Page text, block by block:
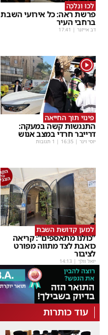
לְכוּ וְנֵלְכָה
פרשת ראה: כל אירועי השבת
ברחבי העיר
דב אייזנר |
17:41
1
פינוי תוך החייאה
התנגשות קשה במעקה:
דרייבר חרדי במצב אנוש
יוסי וינר |
16:35 | 1 תגובות
למען קדושת השבת
"כולנו מתאספים": קריאה
כואבת לצד מתווה מפורט
לציבור
יואל וולך |
14:13
עוד כותרות